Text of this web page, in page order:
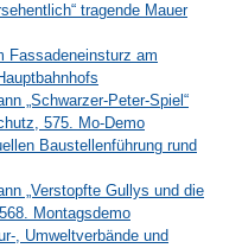
tragende Mauer
Fassadeneinsturz am
„Schwarzer-Peter-Spiel“
575. Mo-Demo
Baustellenführung rund
„Verstopfte Gullys und die
Montagsdemo
, Umweltverbände und